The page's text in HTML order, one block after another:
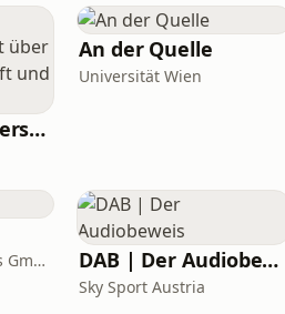
Der "Finanzen verstehen" Podcast über Finanzen, Wirtschaft und Motivation!
An der Quelle
Universität Wien
OMICRON electronics GmbH DAB | Der Audiobeweis
Sky Sport Austria